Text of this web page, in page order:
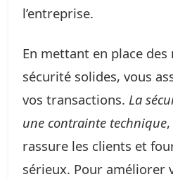
l’entreprise.
En mettant en place des
sécurité solides, vous
vos transactions. La
une contrainte technique
rassure les clients et
sérieux. Pour améliorer